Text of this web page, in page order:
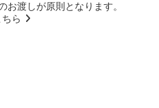
お渡しが原則となります。
ら